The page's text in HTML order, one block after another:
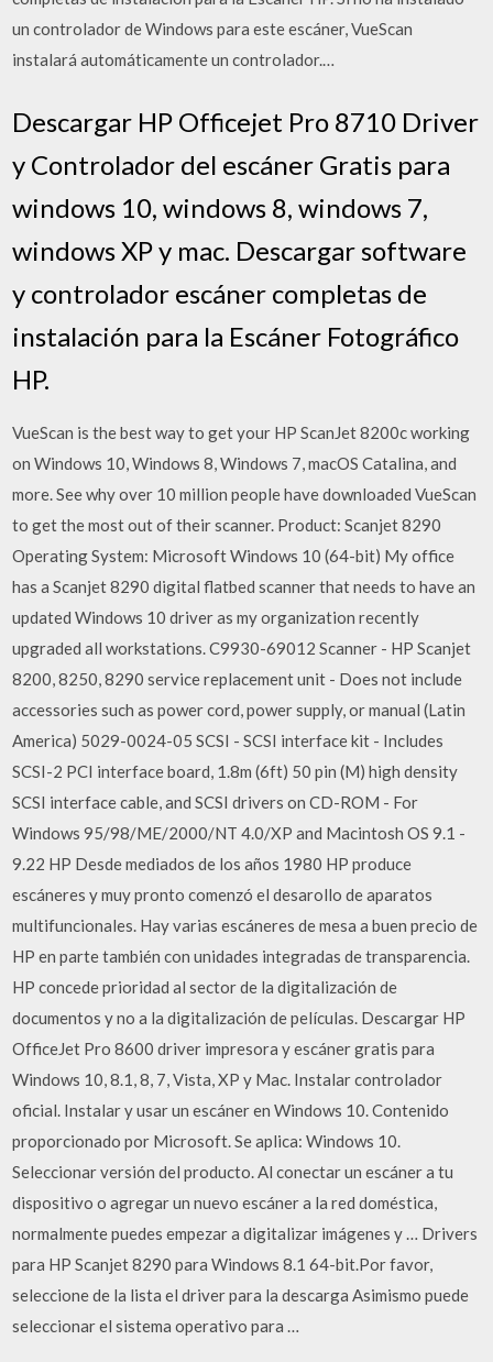
un controlador de Windows para este escáner, VueScan
instalará automáticamente un controlador.…
Descargar HP Officejet Pro 8710 Driver
y Controlador del escáner Gratis para
windows 10, windows 8, windows 7,
windows XP y mac. Descargar software
y controlador escáner completas de
instalación para la Escáner Fotográfico
HP.
VueScan is the best way to get your HP ScanJet 8200c working
on Windows 10, Windows 8, Windows 7, macOS Catalina, and
more. See why over 10 million people have downloaded VueScan
to get the most out of their scanner. Product: Scanjet 8290
Operating System: Microsoft Windows 10 (64-bit) My office
has a Scanjet 8290 digital flatbed scanner that needs to have an
updated Windows 10 driver as my organization recently
upgraded all workstations. C9930-69012 Scanner - HP Scanjet
8200, 8250, 8290 service replacement unit - Does not include
accessories such as power cord, power supply, or manual (Latin
America) 5029-0024-05 SCSI - SCSI interface kit - Includes
SCSI-2 PCI interface board, 1.8m (6ft) 50 pin (M) high density
SCSI interface cable, and SCSI drivers on CD-ROM - For
Windows 95/98/ME/2000/NT 4.0/XP and Macintosh OS 9.1 -
9.22 HP Desde mediados de los años 1980 HP produce
escáneres y muy pronto comenzó el desarollo de aparatos
multifuncionales. Hay varias escáneres de mesa a buen precio de
HP en parte también con unidades integradas de transparencia.
HP concede prioridad al sector de la digitalización de
documentos y no a la digitalización de películas. Descargar HP
OfficeJet Pro 8600 driver impresora y escáner gratis para
Windows 10, 8.1, 8, 7, Vista, XP y Mac. Instalar controlador
oficial. Instalar y usar un escáner en Windows 10. Contenido
proporcionado por Microsoft. Se aplica: Windows 10.
Seleccionar versión del producto. Al conectar un escáner a tu
dispositivo o agregar un nuevo escáner a la red doméstica,
normalmente puedes empezar a digitalizar imágenes y … Drivers
para HP Scanjet 8290 para Windows 8.1 64-bit.Por favor,
seleccione de la lista el driver para la descarga Asimismo puede
seleccionar el sistema operativo para …